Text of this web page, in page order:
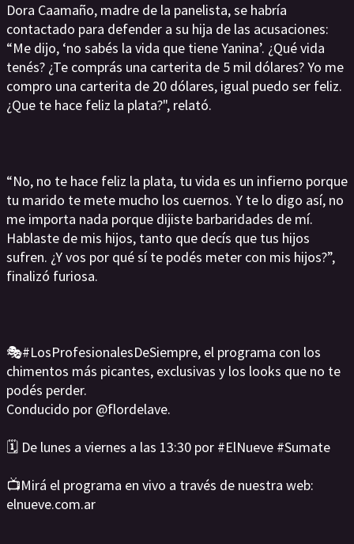
Dora Caamaño, madre de la panelista, se habría
contactado para defender a su hija de las acusaciones:
“Me dijo, ‘no sabés la vida que tiene Yanina’. ¿Qué vida
tenés? ¿Te comprás una carterita de 5 mil dólares? Yo me
compro una carterita de 20 dólares, igual puedo ser feliz.
¿Que te hace feliz la plata?", relató.
“No, no te hace feliz la plata, tu vida es un infierno porque
tu marido te mete mucho los cuernos. Y te lo digo así, no
me importa nada porque dijiste barbaridades de mí.
Hablaste de mis hijos, tanto que decís que tus hijos
sufren. ¿Y vos por qué sí te podés meter con mis hijos?”,
finalizó furiosa.
🎭#LosProfesionalesDeSiempre, el programa con los
chimentos más picantes, exclusivas y los looks que no te
podés perder.
Conducido por @flordelave.
🗓️ De lunes a viernes a las 13:30 por #ElNueve #Sumate
📺Mirá el programa en vivo a través de nuestra web:
elnueve.com.ar